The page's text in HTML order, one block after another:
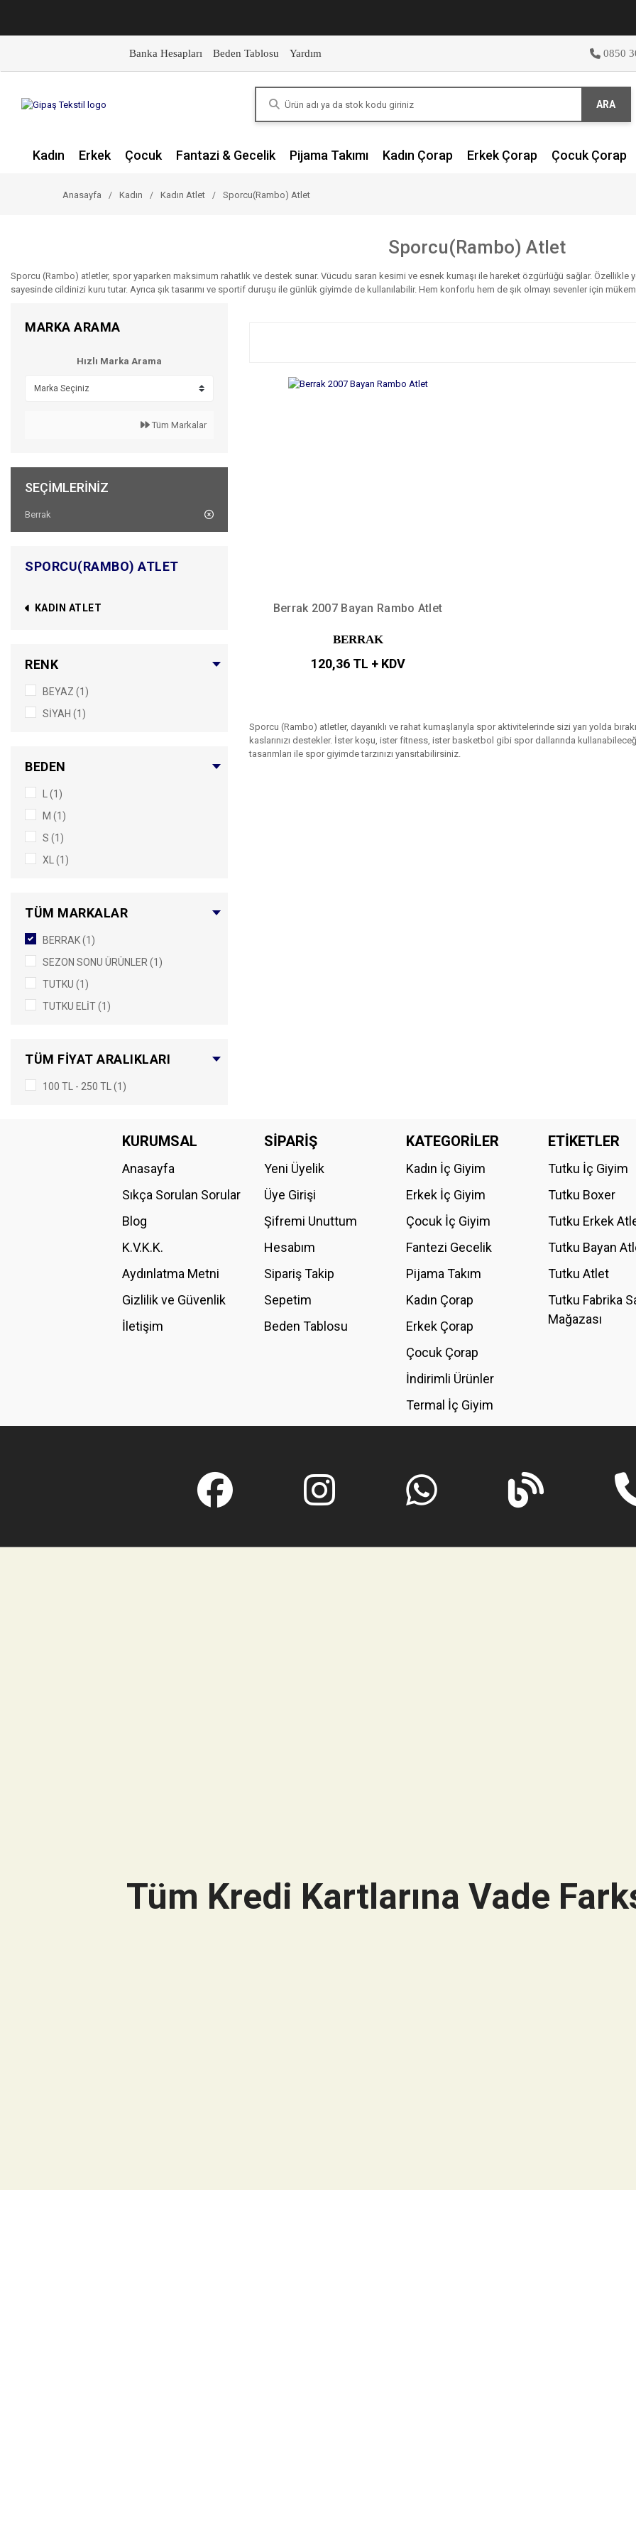
Banka Hesapları Beden Tablosu Yardım 0850
ARA
Kadın Erkek Çocuk Fantazi & Gecelik Pijama Takımı Kadın Çorap Erkek Çorap Çocuk Çorap
Anasayfa Kadın Kadın Atlet Sporcu(Rambo) Atlet
Sporcu(Rambo) Atlet
Sporcu (Rambo) atletler, spor yaparken maksimum rahatlık ve destek sunar. Vücudu saran kesimi ve esnek kumaşı ile hareket özgürlüğü sağlar.
sayesinde cildinizi kuru tutar. Ayrıca şık tasarımı ve sportif duruşu ile günlük giyimde de kullanılabilir. Hem konforlu hem de şık olmayı sevenler için
MARKA ARAMA
Hızlı Marka Arama
Tüm Markalar
SEÇIMLERINIZ
Berrak
SPORCU(RAMBO) ATLET
KADIN ATLET
RENK
BEYAZ (1)
SİYAH (1)
BEDEN
L (1)
M (1)
S (1)
XL (1)
TÜM MARKALAR
BERRAK (1)
SEZON SONU ÜRÜNLER (1)
TUTKU (1)
TUTKU ELIT (1)
TÜM FIYAT ARALIKLARI
100 TL - 250 TL (1)
Berrak 2007 Bayan Rambo Atlet
BERRAK
120,36 TL + KDV
Sporcu (Rambo) atletler, dayanıklı ve rahat kumaşlarıyla spor aktivitelerinde sizi yarı yolda
kaslarınızı destekler. İster koşu, ister fitness, ister basketbol gibi spor dallarında
tasarımları ile spor giyimde tarzınızı yansıtabilirsiniz.
KURUMSAL
Anasayfa
Sıkça Sorulan Sorular
Blog
K.V.K.K.
Aydınlatma Metni
Gizlilik ve Güvenlik
İletişim
SİPARİŞ
Yeni Üyelik
Üye Girişi
Şifremi Unuttum
Hesabım
Sipariş Takip
Sepetim
Beden Tablosu
KATEGORİLER
Kadın İç Giyim
Erkek İç Giyim
Çocuk İç Giyim
Fantezi Gecelik
Pijama Takım
Kadın Çorap
Erkek Çorap
Çocuk Çorap
İndirimli Ürünler
Termal İç Giyim
ETİKETLER
Tutku İç Giyim
Tutku Boxer
Tutku Erkek
Tutku Bayan
Tutku Atlet
Tutku Fabrika
Mağazası
Tüm Kredi Kartlarına Vade